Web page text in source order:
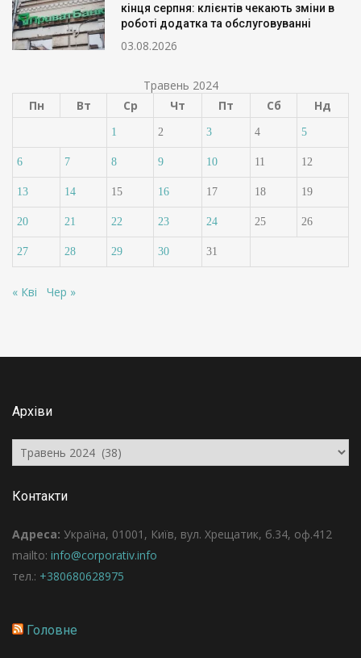
кінця серпня: клієнтів чекають зміни в
роботі додатка та обслуговуванні
03.08.2026
Травень 2024
Пн
Вт Ср Чт Пт Сб Нд
1 2 3 4 5
6 7 8 9 10 11 12
13 14 15 16 17 18 19
20 21 22 23 24 25 26
27 28 29 30 31
« Кві Чер »
Архіви
Архіви
Контакти
Адреса: Україна, 01001, Київ, вул. Хрещатик, б.34, оф.412
mailto: info@corporativ.info
тел.: +380680628975
Головне